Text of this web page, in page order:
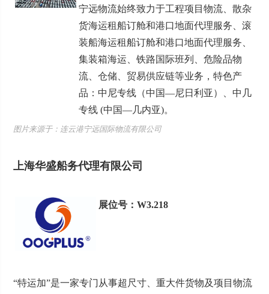
宁远物流始终致力于工程项目物流、散杂
货海运租船订舱和港口地面代理服务、滚
装船海运租船订舱和港口地面代理服务、
集装箱海运、铁路国际班列、危险品物
流、仓储、贸易供应链等业务，特色产
品：中尼专线（中国—尼日利亚）、中几
专线 (中国—几内亚)。
图片来源于：连云港宁远国际物流有限公司
上海华盛船务代理有限公司
展位号：W3.218
“特运加”是一家专门从事超尺寸、重大件货物及项目物流